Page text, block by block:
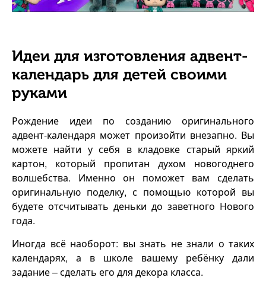
Идеи для изготовления адвент-
календарь для детей своими
руками
Рождение идеи по созданию оригинального
адвент-календаря может произойти внезапно. Вы
можете найти у себя в кладовке старый яркий
картон, который пропитан духом новогоднего
волшебства. Именно он поможет вам сделать
оригинальную поделку, с помощью которой вы
будете отсчитывать деньки до заветного Нового
года.
Иногда всё наоборот: вы знать не знали о таких
календарях, а в школе вашему ребёнку дали
задание – сделать его для декора класса.